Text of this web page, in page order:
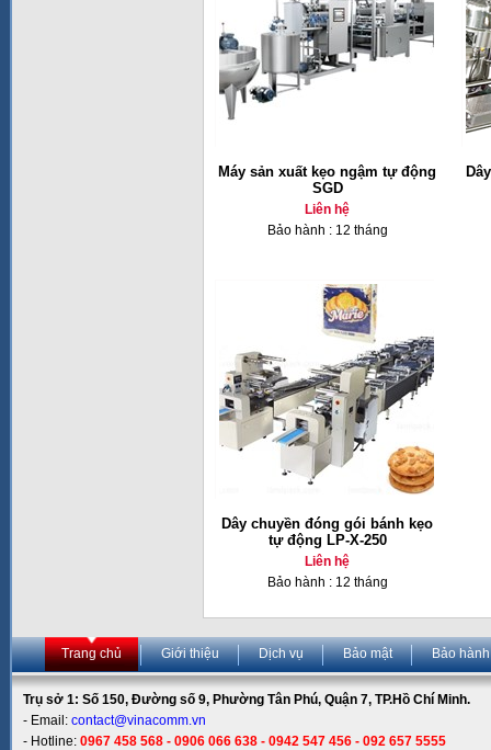
Máy sản xuất kẹo ngậm tự động
SGD
Liên hệ
Bảo hành : 12 tháng
Dây chuyền đóng gói bánh kẹo
tự động LP-X-250
Liên hệ
Bảo hành : 12 tháng
Trang chủ Giới thiệu Dịch vụ Bảo mật Bảo hành
Trụ sở 1: Số 150, Đường số 9, Phường Tân Phú, Quận 7, TP.Hồ Chí Minh.
- Email: contact@vinacomm.vn
- Hotline: 0967 458 568 - 0906 066 638 - 0942 547 456 - 092 657 5555